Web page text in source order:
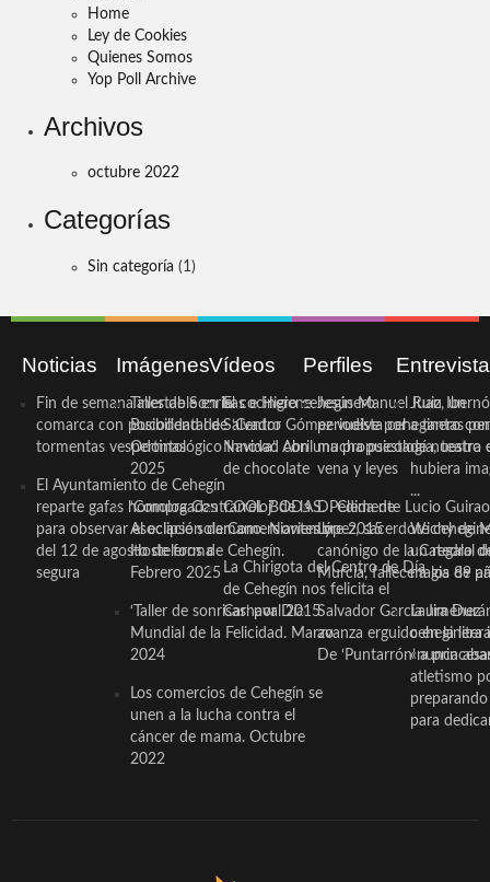
Home
Ley de Cookies
Quienes Somos
Yop Poll Archive
Archivos
octubre 2022
Categorías
Sin categoría (1)
Noticias
Fin de semana inestable en la
comarca con posibilidad de
tormentas vespertinas
El Ayuntamiento de Cehegín
reparte gafas homologadas
para observar el eclipse solar
del 12 de agosto de forma
segura
Imágenes
Taller de Sonrisas e Higiene
Bucodental de ‘Centro
Odontológico Innova’. Abril
2025
‘Compra Contrarreloj’ de la
Asociación de Comerciantes y
Hosteleros de Cehegín.
Febrero 2025
‘Taller de sonrisas’ por Día
Mundial de la Felicidad. Marzo
2024
Los comercios de Cehegín se
unen a la lucha contra el
cáncer de mama. Octubre
2022
Vídeos
El cocinero ceheginero
Salvador Gómez vuelve por
Navidad con una propuesta
de chocolate
COOL BODAS. Pedida de
mano. Noviembre 2015
La Chirigota del Centro de Día
de Cehegín nos felicita el
Carnaval 2015
Perfiles
Jesús Manuel Ruiz, un
periodista ceheginero con
mucha psicología, teatro
vena y leyes
D. Clemente Lucio Guirao
López, sacerdote
canónigo de la Catedral
Murcia, fallece a los 89
Salvador García Jiménez
avanza erguido en la
De ‘Puntarrón’ a
Juan
a tantas
de nuestra
hubiera
...
Wichy de
un regalo
magia de
Laura
ceheginera
«nunca
atletismo
para